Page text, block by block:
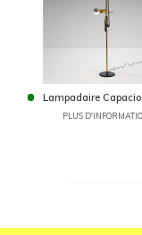
Lampadaire
PLUS